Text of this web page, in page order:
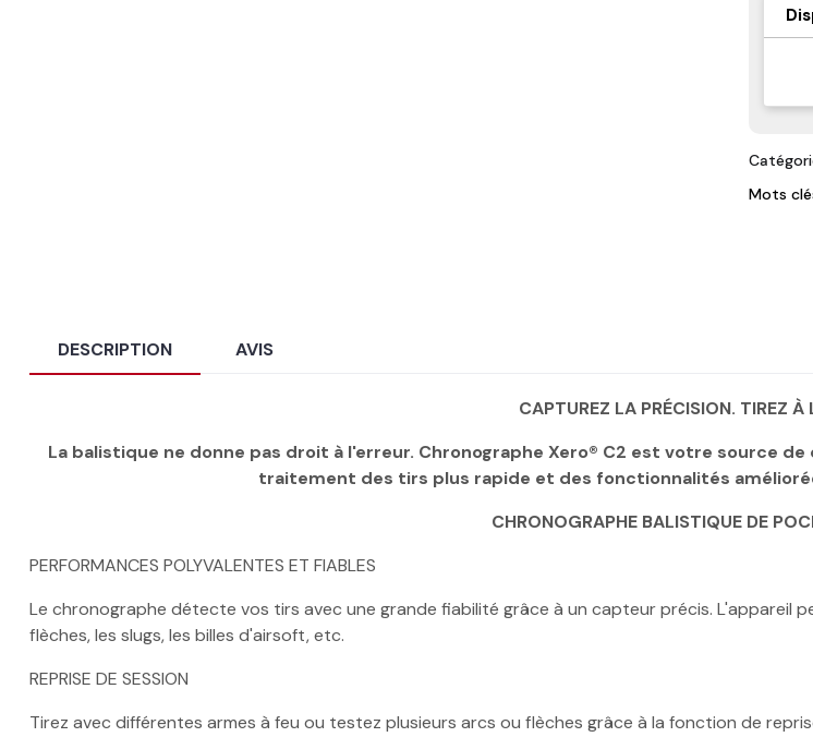
Mots
DESCRIPTION AVIS
CAPTUREZ LA PRÉCISION. TIREZ À
La balistique ne donne pas droit à l'erreur. Chronographe Xero® C2 est votre source
traitement des tirs plus rapide et des fonctionnalités
CHRONOGRAPHE BALISTIQUE DE
PERFORMANCES POLYVALENTES ET FIABLES
Le chronographe détecte vos tirs avec une grande fiabilité grâce à un capteur précis. L'appareil
flèches, les slugs, les billes d'airsoft, etc.
REPRISE DE SESSION
Tirez avec différentes armes à feu ou testez plusieurs arcs ou flèches grâce à la fonction de